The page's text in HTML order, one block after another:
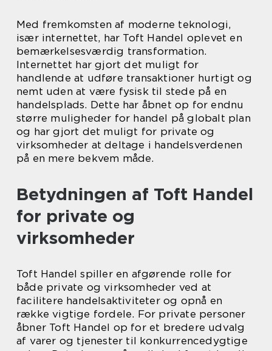
Med fremkomsten af moderne teknologi,
især internettet, har Toft Handel oplevet en
bemærkelsesværdig transformation.
Internettet har gjort det muligt for
handlende at udføre transaktioner hurtigt og
nemt uden at være fysisk til stede på en
handelsplads. Dette har åbnet op for endnu
større muligheder for handel på globalt plan
og har gjort det muligt for private og
virksomheder at deltage i handelsverdenen
på en mere bekvem måde.
Betydningen af Toft Handel
for private og
virksomheder
Toft Handel spiller en afgørende rolle for
både private og virksomheder ved at
facilitere handelsaktiviteter og opnå en
række vigtige fordele. For private personer
åbner Toft Handel op for et bredere udvalg
af varer og tjenester til konkurrencedygtige